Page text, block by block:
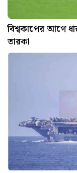
বিশ্বকাপের আগে
তারকা